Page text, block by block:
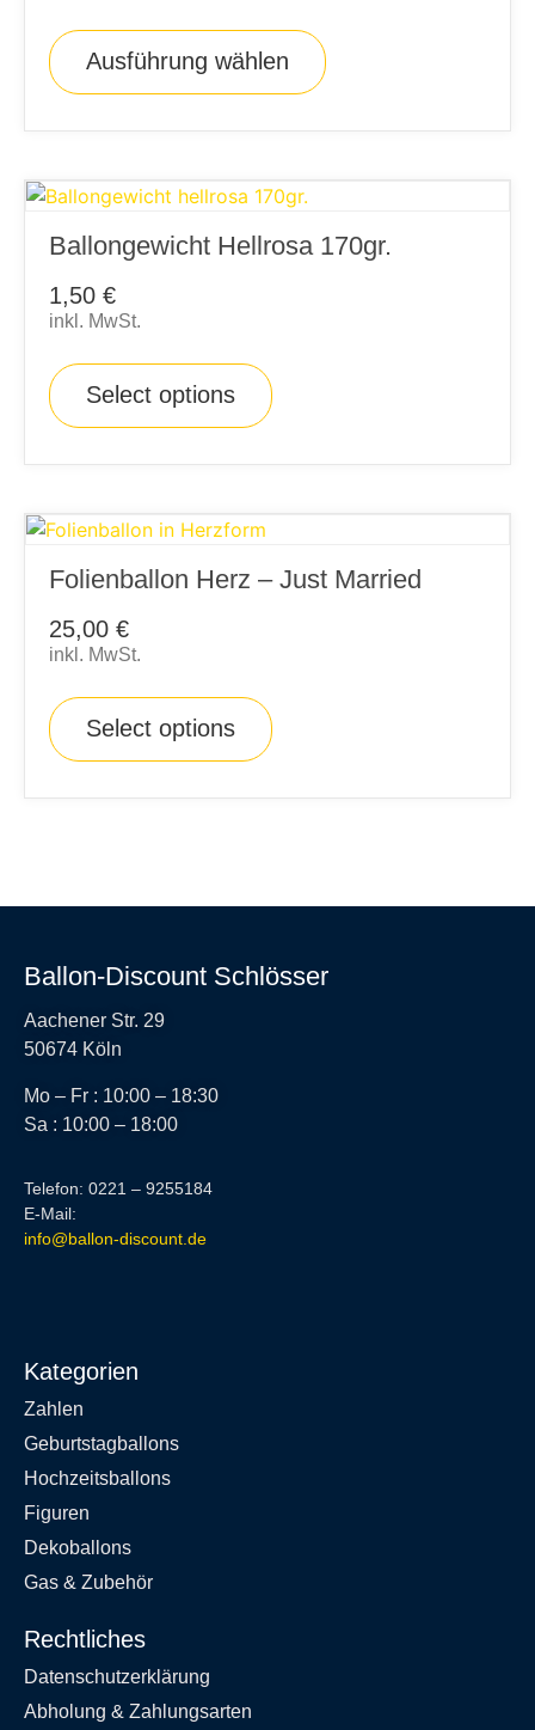
Ausführung wählen
Ballongewicht Hellrosa 170gr.
1,50 €
inkl. MwSt.
Select options
Folienballon Herz – Just Married
25,00 €
inkl. MwSt.
Select options
Ballon-Discount Schlösser
Aachener Str. 29
50674 Köln
Mo – Fr : 10:00 – 18:30
Sa : 10:00 – 18:00
Telefon: 0221 – 9255184
E-Mail:
info@ballon-discount.de
Kategorien
Zahlen
Geburtstagballons
Hochzeitsballons
Figuren
Dekoballons
Gas & Zubehör
Rechtliches
Datenschutzerklärung
Abholung & Zahlungsarten